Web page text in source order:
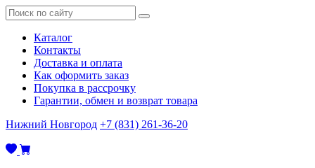
Каталог
Контакты
Доставка и оплата
Как оформить заказ
Покупка в рассрочку
Гарантии, обмен и возврат товара
Нижний Новгород +7 (831) 261-36-20